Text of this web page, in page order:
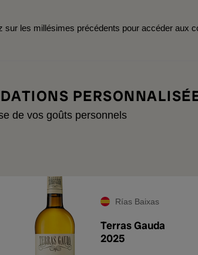
les millésimes précédents pour accéder aux
de vos goûts personnels
Rías Baixas
Terras Gauda
2025